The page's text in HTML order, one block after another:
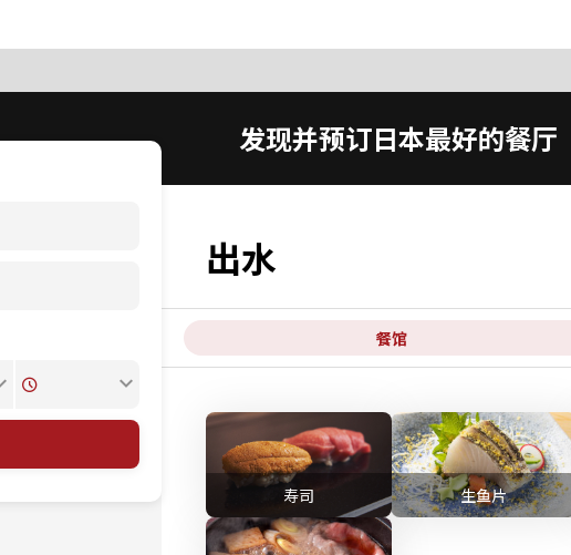
发现并预订日本最好的餐厅
出水
餐馆
寿司 生鱼片